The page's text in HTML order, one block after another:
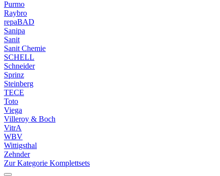
Purmo
Raybro
repaBAD
Sanipa
Sanit
Sanit Chemie
SCHELL
Schneider
Sprinz
Steinberg
TECE
Toto
Viega
Villeroy & Boch
VitrA
WBV
Wittigsthal
Zehnder
Zur Kategorie Komplettsets